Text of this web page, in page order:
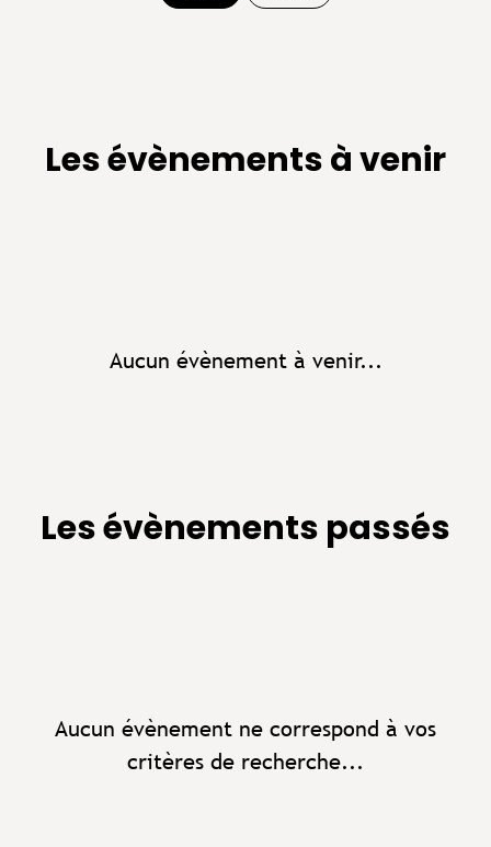
Les évènements à venir
Aucun évènement à venir...
Les évènements passés
Aucun évènement ne correspond à vos
critères de recherche...